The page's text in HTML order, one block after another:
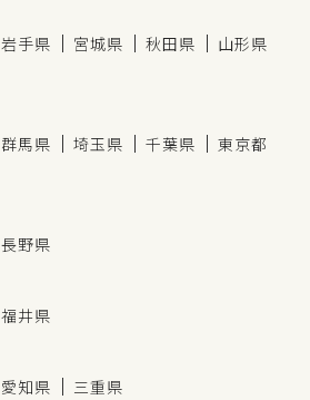
岩手県 宮城県 秋田県
山形県
群馬県 埼玉県 千葉県
東京都
長野県
福井県
愛知県 三重県